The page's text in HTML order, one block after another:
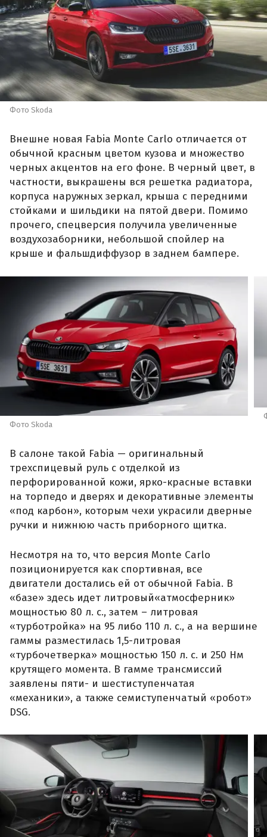
Фото Skoda
Внешне новая Fabia Monte Carlo отличается от
обычной красным цветом кузова и множество
черных акцентов на его фоне. В черный цвет, в
частности, выкрашены вся решетка радиатора,
корпуса наружных зеркал, крыша с передними
стойками и шильдики на пятой двери. Помимо
прочего, спецверсия получила увеличенные
воздухозаборники, небольшой спойлер на
крыше и фальшдиффузор в заднем бампере.
Фото Skoda
В салоне такой Fabia — оригинальный
трехспицевый руль с отделкой из
перфорированной кожи, ярко-красные вставки
на торпедо и дверях и декоративные элементы
«под карбон», которым чехи украсили дверные
ручки и нижнюю часть приборного щитка.
Несмотря на то, что версия Monte Carlo
позиционируется как спортивная, все
двигатели достались ей от обычной Fabia. В
«базе» здесь идет литровый«атмосферник»
мощностью 80 л. с., затем – литровая
«турботройка» на 95 либо 110 л. с., а на вершине
гаммы разместилась 1,5-литровая
«турбочетверка» мощностью 150 л. с. и 250 Нм
крутящего момента. В гамме трансмиссий
заявлены пяти- и шестиступенчатая
«механики», а также семиступенчатый «робот»
DSG.